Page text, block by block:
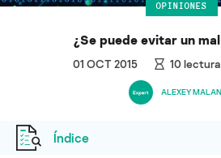
OPINIONES
¿Se puede evitar un
01 OCT 2015 10
ALEXEY
Índice